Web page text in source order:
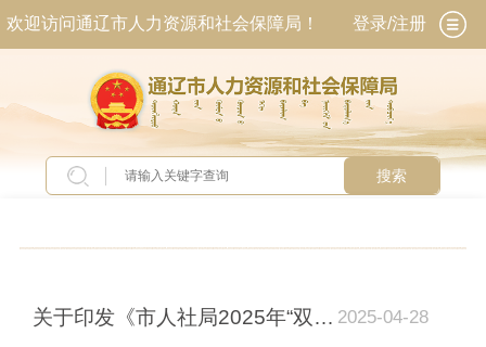
欢迎访问通辽市人力资源和社会保障局！ 登录/注册
搜索
当前位置：首页>专题专栏>双随机、一公开
关于印发《市人社局2025年“双随机、一公开”监管工作实施方案》的通知 2025-04-28